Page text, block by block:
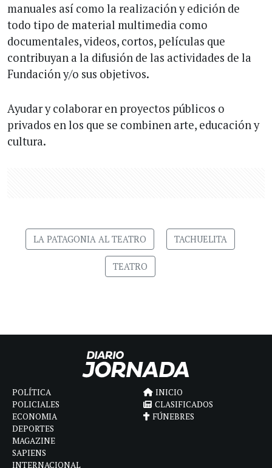
manuales así como la realización y edición de
todo tipo de material multimedia como
documentales, videos, cortos, películas que
contribuyan a la difusión de las actividades de la
Fundación y/o sus objetivos.
Ayudar y colaborar en proyectos públicos o
privados en los que se combinen arte, educación y
cultura.
LA PATAGONIA AL TEATRO TACHUELITA
TEATRO
POLÍTICA
POLICIALES
ECONOMIA
DEPORTES
MAGAZINE
SAPIENS
INTERNACIONAL
INICIO
CLASIFICADOS
FÚNEBRES